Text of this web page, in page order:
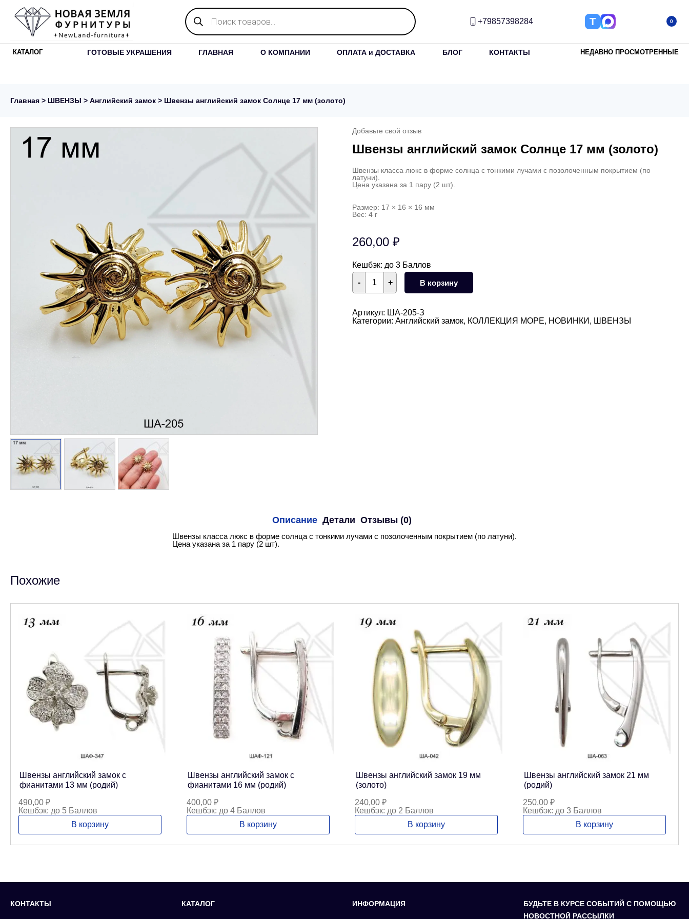
Поиск
товаров
+79857398284 Т 0
КАТАЛОГ ГОТОВЫЕ УКРАШЕНИЯ ГЛАВНАЯ О КОМПАНИИ ОПЛАТА и ДОСТАВКА БЛОГ КОНТАКТЫ НЕДАВНО ПРОСМОТРЕННЫЕ
Главная > ШВЕНЗЫ > Английский замок > Швензы английский замок Солнце 17 мм (золото)
Добавьте свой отзыв
Швензы английский замок Солнце 17 мм (золото)
Швензы класса люкс в форме солнца с тонкими лучами с позолоченным покрытием (по
латуни).
Цена указана за 1 пару (2 шт).
Размер: 17 × 16 × 16 мм
Вес: 4 г
260,00 ₽
Кешбэк: до 3 Баллов
+
Количество
товара
Швензы
замок
Солнце
17
- В корзину
Артикул: ША-205-З
Категории: Английский замок, КОЛЛЕКЦИЯ МОРЕ, НОВИНКИ , ШВЕНЗЫ
Описание Детали Отзывы (0)
Швензы класса люкс в форме солнца с тонкими лучами с позолоченным покрытием (по латуни).
Цена указана за 1 пару (2 шт).
Похожие
Швензы английский замок с
фианитами 13 мм (родий)
490,00 ₽
Кешбэк: до 5 Баллов
В корзину
Швензы английский замок с
фианитами 16 мм (родий)
400,00 ₽
Кешбэк: до 4 Баллов
В корзину
Швензы английский замок 19 мм
(золото)
240,00 ₽
Кешбэк: до 2 Баллов
В корзину
Швензы английский замок 21 мм
(родий)
250,00 ₽
Кешбэк: до 3 Баллов
В корзину
КОНТАКТЫ КАТАЛОГ ИНФОРМАЦИЯ
БУДЬТЕ В КУРСЕ СОБЫТИЙ С ПОМОЩЬЮ
НОВОСТНОЙ РАССЫЛКИ